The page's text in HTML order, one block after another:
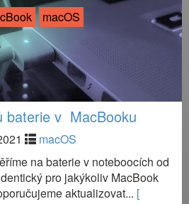
macOS
baterie v MacBooku
macOS
na baterie v noteboocích od
pro jakýkoliv MacBook
aktualizovat... [